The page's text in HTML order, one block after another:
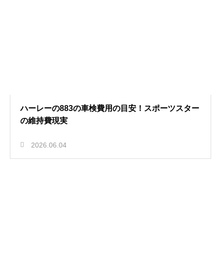
ハーレーの883の車検費用の目安！スポーツスター
の維持費現実
2026.06.04